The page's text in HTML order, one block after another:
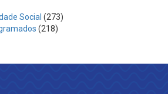
Social (273)
(218)